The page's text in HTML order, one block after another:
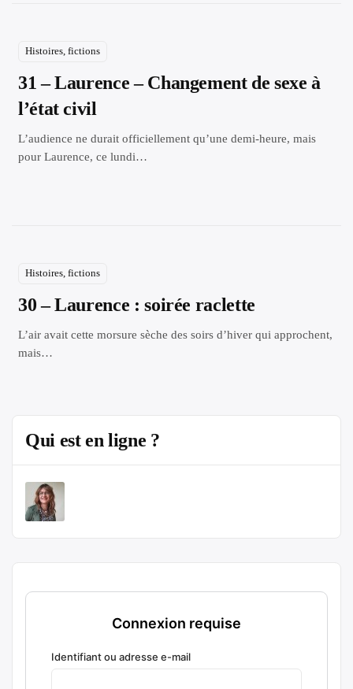
Histoires, fictions
31 – Laurence – Changement de sexe à
l’état civil
L’audience ne durait officiellement qu’une demi‑heure, mais
pour Laurence, ce lundi…
Histoires, fictions
30 – Laurence : soirée raclette
L’air avait cette morsure sèche des soirs d’hiver qui approchent,
mais…
Qui est en ligne ?
Connexion requise
Identifiant ou adresse e-mail